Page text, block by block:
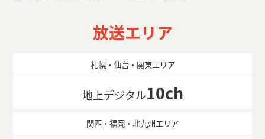
放送エリア
札幌・仙台・関東エリア
地上デジタル10ch
関西・福岡・北九州エリア